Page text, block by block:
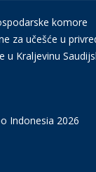
komore
za učešće u
u Kraljevinu
Indonesia 2026